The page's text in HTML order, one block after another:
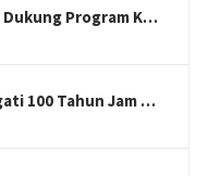
Dukung Program K…
100 Tahun Jam …